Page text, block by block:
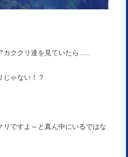
カククリ達を見ていたら……
じゃない！？
リですよ～と真ん中にいるではな